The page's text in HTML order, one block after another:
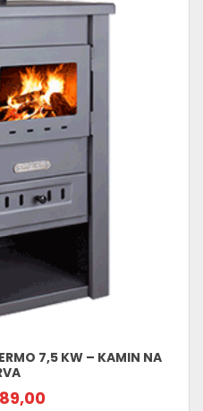
7,5 KW – KAMIN NA